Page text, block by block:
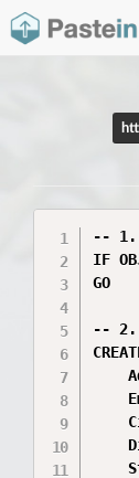
-- 1.
IF
GO
-- 2.